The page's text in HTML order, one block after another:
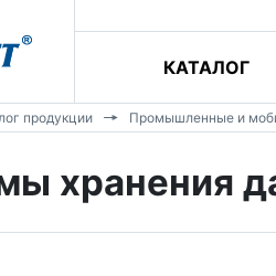
КАТАЛОГ
продукции Промышленные и
хранения